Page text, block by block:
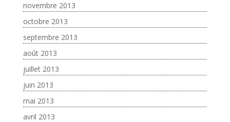
novembre 2013
octobre 2013
septembre 2013
août 2013
juillet 2013
juin 2013
mai 2013
avril 2013